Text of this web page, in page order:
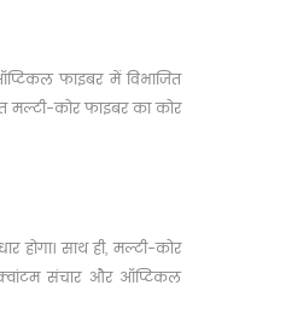
फाइबर में विभाजित
मल्टी-कोर फाइबर का कोर
होगा। साथ ही, मल्टी-कोर
क्वांटम संचार और ऑप्टिकल